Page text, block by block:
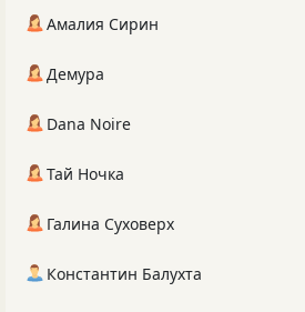
Амалия Сирин
Демура
Dana Noire
Тай Ночка
Галина Суховерх
Константин Балухта